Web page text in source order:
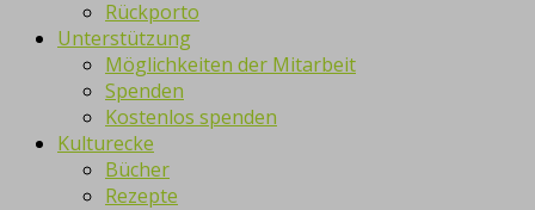
Rückporto
Unterstützung
Möglichkeiten der Mitarbeit
Spenden
Kostenlos spenden
Kulturecke
Bücher
Rezepte